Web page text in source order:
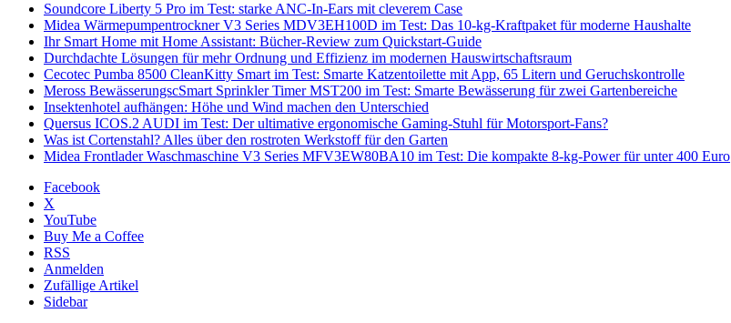
Soundcore Liberty 5 Pro im Test: starke ANC-In-Ears mit cleverem Case
Midea Wärmepumpentrockner V3 Series MDV3EH100D im Test: Das 10-kg-Kraftpaket für moderne Haushalte
Ihr Smart Home mit Home Assistant: Bücher-Review zum Quickstart-Guide
Durchdachte Lösungen für mehr Ordnung und Effizienz im modernen Hauswirtschaftsraum
Cecotec Pumba 8500 CleanKitty Smart im Test: Smarte Katzentoilette mit App, 65 Litern und Geruchskontrolle
Meross BewässerungscSmart Sprinkler Timer MST200 im Test: Smarte Bewässerung für zwei Gartenbereiche
Insektenhotel aufhängen: Höhe und Wind machen den Unterschied
Quersus ICOS.2 AUDI im Test: Der ultimative ergonomische Gaming-Stuhl für Motorsport-Fans?
Was ist Cortenstahl? Alles über den rostroten Werkstoff für den Garten
Midea Frontlader Waschmaschine V3 Series MFV3EW80BA10 im Test: Die kompakte 8-kg-Power für unter 400 Euro
Facebook
X
YouTube
Buy Me a Coffee
RSS
Anmelden
Zufällige Artikel
Sidebar